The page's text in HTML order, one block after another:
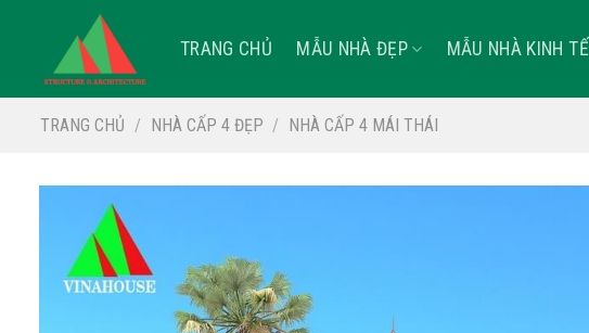
TRANG CHỦ MẪU NHÀ ĐẸP MẪU NHÀ KINH TẾ
TRANG CHỦ / NHÀ CẤP 4 ĐẸP / NHÀ CẤP 4 MÁI THÁI